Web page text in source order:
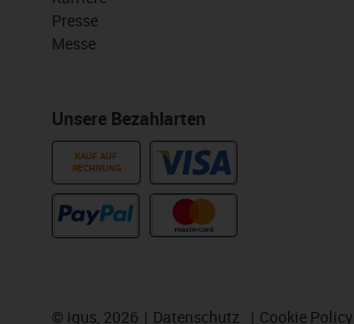
Presse
Messe
Unsere Bezahlarten
KAUF AUF
RECHNUNG
© igus, 2026 Datenschutz Cookie Policy